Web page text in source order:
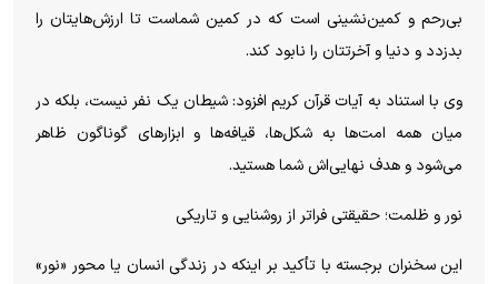
بی‌رحم و کمین‌نشینی است که در کمین شماست تا ارزش‌هایتان را
بدزدد و دنیا و آخرتتان را نابود کند.
وی با استناد به آیات قرآن کریم افزود: شیطان یک نفر نیست، بلکه در
میان همه امت‌ها به شکل‌ها، قیافه‌ها و ابزارهای گوناگون ظاهر
می‌شود و هدف نهایی‌اش شما هستید.
نور و ظلمت؛ حقیقتی فراتر از روشنایی و تاریکی
این سخنران برجسته با تأکید بر اینکه در زندگی انسان یا محور «نور»